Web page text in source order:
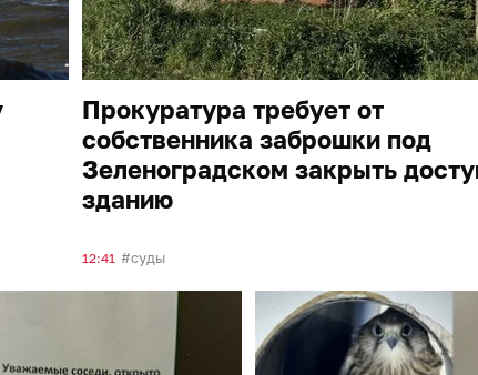
Прокуратура требует от
собственника заброшки под
Зеленоградском закрыть
зданию
12:41 суды